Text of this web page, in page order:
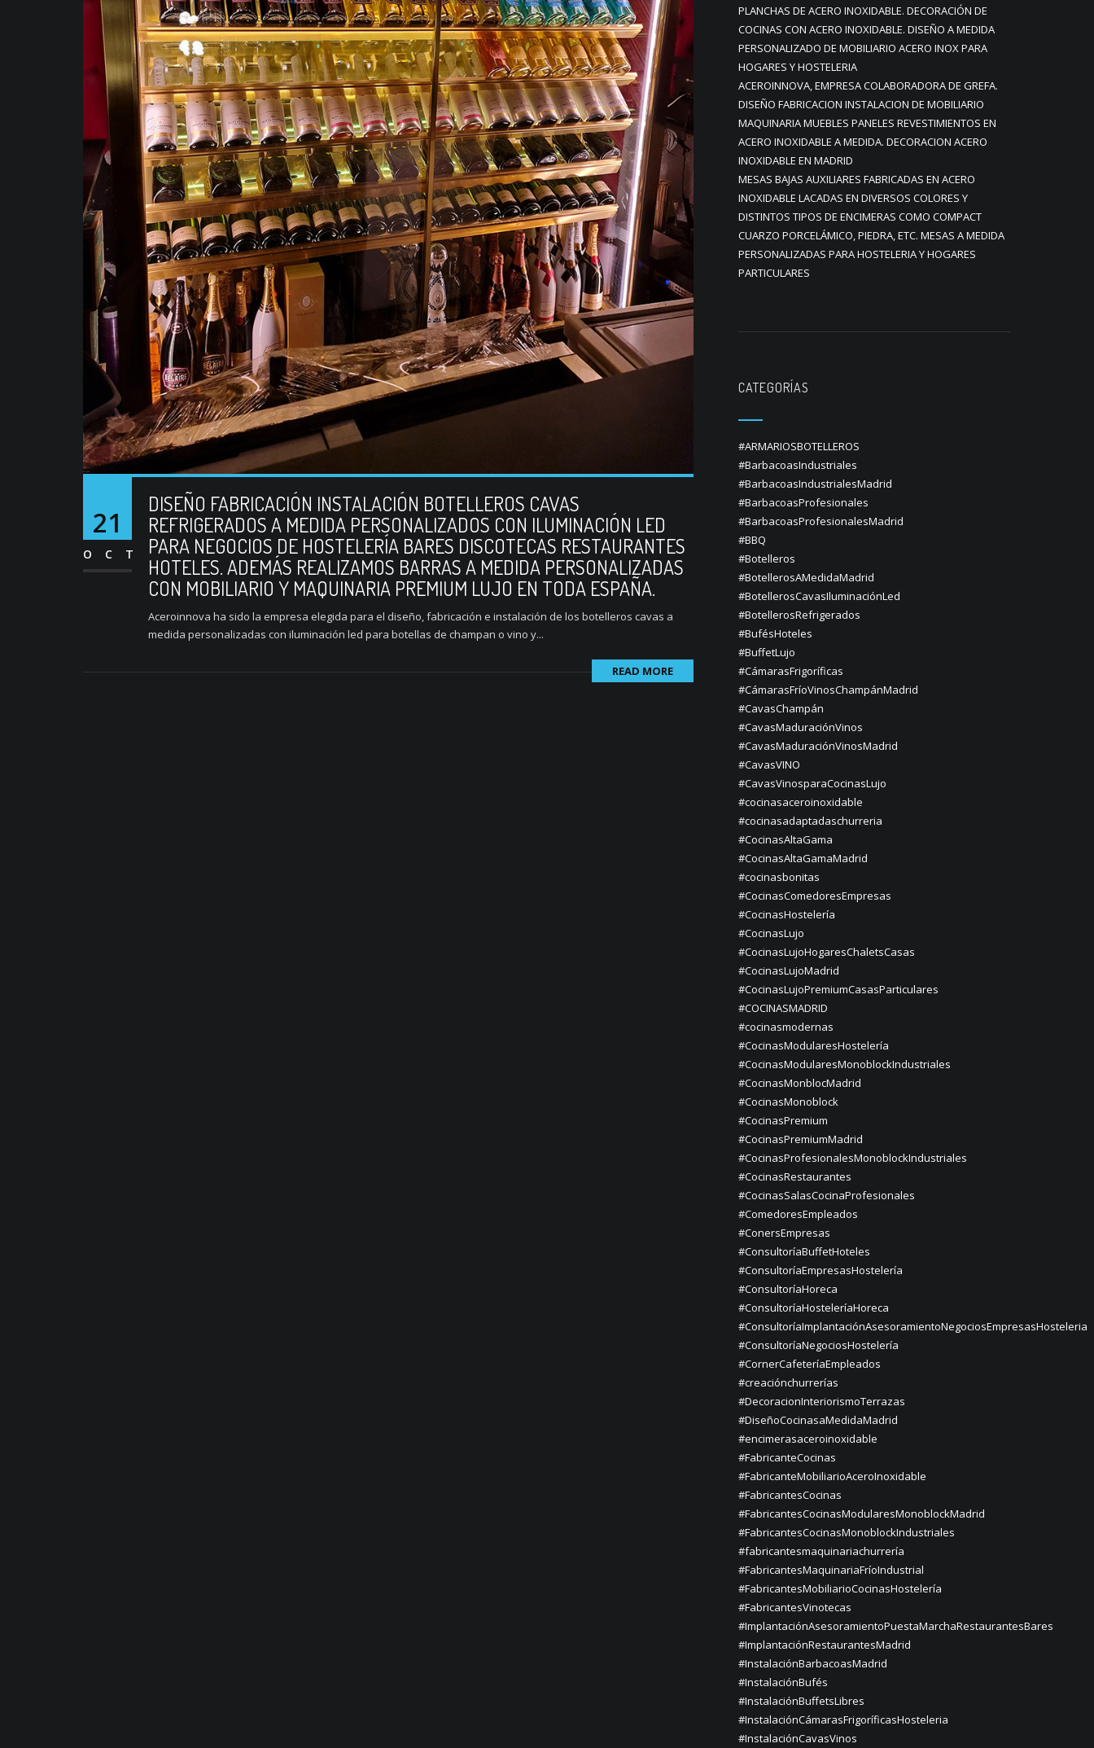
21
OCT
DISEÑO FABRICACIÓN INSTALACIÓN BOTELLEROS CAVAS
REFRIGERADOS A MEDIDA PERSONALIZADOS CON ILUMINACIÓN LED
PARA NEGOCIOS DE HOSTELERÍA BARES DISCOTECAS RESTAURANTES
HOTELES. ADEMÁS REALIZAMOS BARRAS A MEDIDA PERSONALIZADAS
CON MOBILIARIO Y MAQUINARIA PREMIUM LUJO EN TODA ESPAÑA.
Aceroinnova ha sido la empresa elegida para el diseño, fabricación e instalación de los botelleros cavas a
medida personalizadas con iluminación led para botellas de champan o vino y...
READ MORE
PLANCHAS DE ACERO INOXIDABLE. DECORACIÓN DE
COCINAS CON ACERO INOXIDABLE. DISEÑO A MEDIDA
PERSONALIZADO DE MOBILIARIO ACERO INOX PARA
HOGARES Y HOSTELERIA
ACEROINNOVA, EMPRESA COLABORADORA DE GREFA.
DISEÑO FABRICACION INSTALACION DE MOBILIARIO
MAQUINARIA MUEBLES PANELES REVESTIMIENTOS EN
ACERO INOXIDABLE A MEDIDA. DECORACION ACERO
INOXIDABLE EN MADRID
MESAS BAJAS AUXILIARES FABRICADAS EN ACERO
INOXIDABLE LACADAS EN DIVERSOS COLORES Y
DISTINTOS TIPOS DE ENCIMERAS COMO COMPACT
CUARZO PORCELÁMICO, PIEDRA, ETC. MESAS A MEDIDA
PERSONALIZADAS PARA HOSTELERIA Y HOGARES
PARTICULARES
CATEGORÍAS
#ARMARIOSBOTELLEROS
#BarbacoasIndustriales
#BarbacoasIndustrialesMadrid
#BarbacoasProfesionales
#BarbacoasProfesionalesMadrid
#BBQ
#Botelleros
#BotellerosAMedidaMadrid
#BotellerosCavasIluminaciónLed
#BotellerosRefrigerados
#BufésHoteles
#BuffetLujo
#CámarasFrigoríficas
#CámarasFríoVinosChampánMadrid
#CavasChampán
#CavasMaduraciónVinos
#CavasMaduraciónVinosMadrid
#CavasVINO
#CavasVinosparaCocinasLujo
#cocinasaceroinoxidable
#cocinasadaptadaschurreria
#CocinasAltaGama
#CocinasAltaGamaMadrid
#cocinasbonitas
#CocinasComedoresEmpresas
#CocinasHostelería
#CocinasLujo
#CocinasLujoHogaresChaletsCasas
#CocinasLujoMadrid
#CocinasLujoPremiumCasasParticulares
#COCINASMADRID
#cocinasmodernas
#CocinasModularesHostelería
#CocinasModularesMonoblockIndustriales
#CocinasMonblocMadrid
#CocinasMonoblock
#CocinasPremium
#CocinasPremiumMadrid
#CocinasProfesionalesMonoblockIndustriales
#CocinasRestaurantes
#CocinasSalasCocinaProfesionales
#ComedoresEmpleados
#ConersEmpresas
#ConsultoríaBuffetHoteles
#ConsultoríaEmpresasHostelería
#ConsultoríaHoreca
#ConsultoríaHosteleríaHoreca
#ConsultoríaImplantaciónAsesoramientoNegociosEmpresasHosteleria
#ConsultoríaNegociosHostelería
#CornerCafeteríaEmpleados
#creaciónchurrerías
#DecoracionInteriorismoTerrazas
#DiseñoCocinasaMedidaMadrid
#encimerasaceroinoxidable
#FabricanteCocinas
#FabricanteMobiliarioAceroInoxidable
#FabricantesCocinas
#FabricantesCocinasModularesMonoblockMadrid
#FabricantesCocinasMonoblockIndustriales
#fabricantesmaquinariachurrería
#FabricantesMaquinariaFríoIndustrial
#FabricantesMobiliarioCocinasHostelería
#FabricantesVinotecas
#ImplantaciónAsesoramientoPuestaMarchaRestaurantesBares
#ImplantaciónRestaurantesMadrid
#InstalaciónBarbacoasMadrid
#InstalaciónBufés
#InstalaciónBuffetsLibres
#InstalaciónCámarasFrigoríficasHosteleria
#InstalaciónCavasVinos